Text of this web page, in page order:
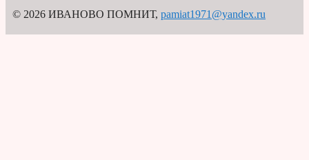
© 2026 ИВАНОВО ПОМНИТ, pamiat1971@yandex.ru